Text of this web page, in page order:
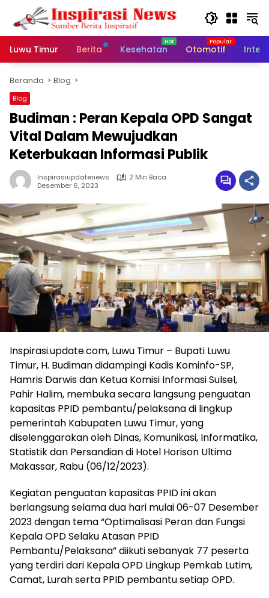
Langsung
konten
Luwu Timur
Berita Kesehatan Otomotif
Beranda Blog
Blog
Budiman : Peran Kepala OPD Sangat
Vital Dalam Mewujudkan
Keterbukaan Informasi Publik
Inspirasiupdatenews
2 Min Baca
Desember 6, 2023
Inspirasi.update.com, Luwu Timur – Bupati Luwu
Timur, H. Budiman didampingi Kadis Kominfo-SP,
Hamris Darwis dan Ketua Komisi Informasi Sulsel,
Pahir Halim, membuka secara langsung penguatan
kapasitas PPID pembantu/pelaksana di lingkup
pemerintah Kabupaten Luwu Timur, yang
diselenggarakan oleh Dinas, Komunikasi, Informatika,
Statistik dan Persandian di Hotel Horison Ultima
Makassar, Rabu (06/12/2023).
Kegiatan penguatan kapasitas PPID ini akan
berlangsung selama dua hari mulai 06-07 Desember
2023 dengan tema “Optimalisasi Peran dan Fungsi
Kepala OPD Selaku Atasan PPID
Pembantu/Pelaksana” diikuti sebanyak 77 peserta
yang terdiri dari Kepala OPD Lingkup Pemkab Lutim,
Camat, Lurah serta PPID pembantu setiap OPD.